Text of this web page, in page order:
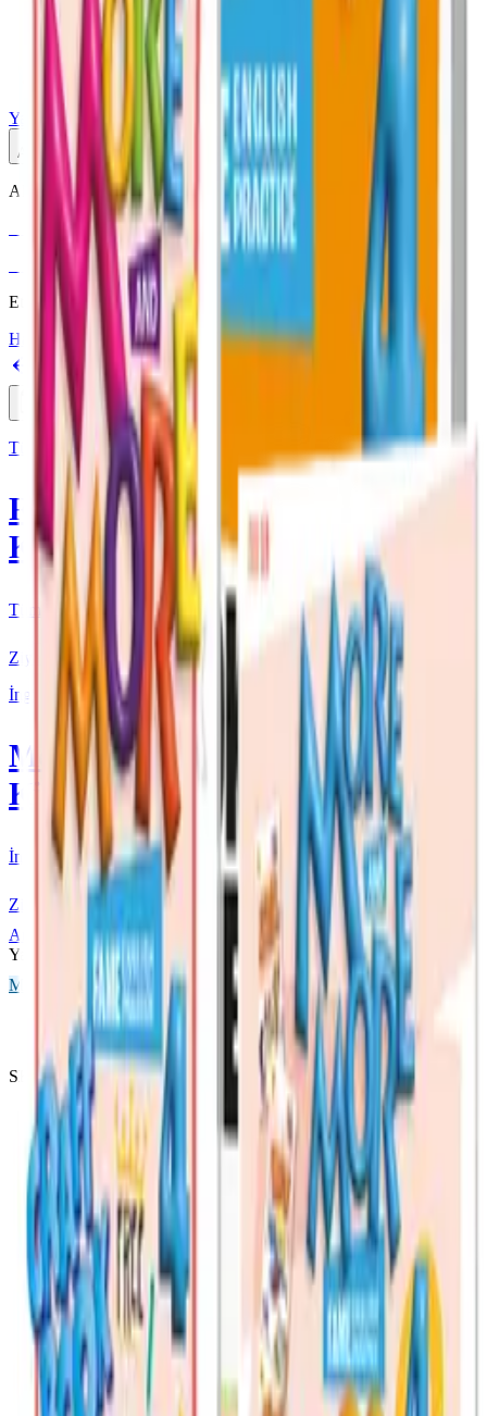
YayınlarDijital
Akıllı Tahta
Akıllı Tahta Uyumlu
Fenomen Okul
More & More
Etkileşimli içerik · Video destekli anlatım · MEB uyumlu
Hakkımızda
İletişim
Geri
Ara
Online Satış
Tüm Yayınlar
Fenomen
Kitap
Tüm Kurmay yayınları için resmi satış
Ziyaret Et
İngilizce
More & More
Kitap
İngilizce kaynakları için resmi satış
Ziyaret Et
Ana Sayfa
More & More 4. Sınıf
Fenomen Çocuk 4
Yarıyıl Tatil Kitabı
More & More
4. Sınıf Önizleme Mevcut
SKU ·
9786256972865
1.dönem konularını içermektedir.
MEB müfredatı esas alınarak hazırlanmıştır.
96 sayfadır.
12 gün olarak hazırlanmıştır.
Türkçe, Okuma – Anlama, Matematik, Fen Bilimleri, Sosyal
Bilgiler ve İngilizce branşlarından oluşmaktadır.
6 ve 7. günler “Eğlence Zamanı/Fun Time” olarak verilmiştir.
Zekâ oyunları, kodlama, dikkat geliştirme ve oyunlaştırılmış
kelime etkinliklerinden oluşmaktadır.
Öğrencilerin, 1. dönem kazanımlarını pekiştirirken aynı
zamanda eğlenceli vakit geçirmeleri amaçlanarak hazırlanmış
farklı etkinlik kalıplarına yer verilmiştir.
İngilizce branşında yer alan dinleme etkinlikleri “More &
More Audio” mobil uygulamasında yer almaktadır.
Sayfalardaki karekod ile cevap anahtarına erişim ve cevap
kontrolü sağlanmaktadır.